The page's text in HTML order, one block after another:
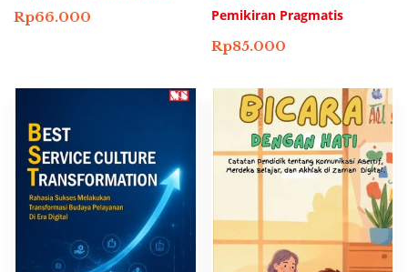
Rp66.000
Pemikiran Pragmatis
Rp85.000